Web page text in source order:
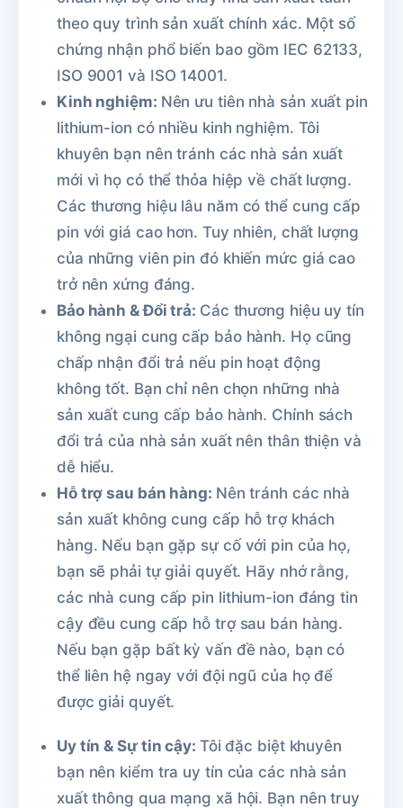
theo quy trình sản xuất chính xác. Một số
chứng nhận phổ biến bao gồm IEC 62133,
ISO 9001 và ISO 14001.
Kinh nghiệm: Nên ưu tiên nhà sản xuất pin
lithium-ion có nhiều kinh nghiệm. Tôi
khuyên bạn nên tránh các nhà sản xuất
mới vì họ có thể thỏa hiệp về chất lượng.
Các thương hiệu lâu năm có thể cung cấp
pin với giá cao hơn. Tuy nhiên, chất lượng
của những viên pin đó khiến mức giá cao
trở nên xứng đáng.
Bảo hành & Đổi trả: Các thương hiệu uy tín
không ngại cung cấp bảo hành. Họ cũng
chấp nhận đổi trả nếu pin hoạt động
không tốt. Bạn chỉ nên chọn những nhà
sản xuất cung cấp bảo hành. Chính sách
đổi trả của nhà sản xuất nên thân thiện và
dễ hiểu.
Hỗ trợ sau bán hàng: Nên tránh các nhà
sản xuất không cung cấp hỗ trợ khách
hàng. Nếu bạn gặp sự cố với pin của họ,
bạn sẽ phải tự giải quyết. Hãy nhớ rằng,
các nhà cung cấp pin lithium-ion đáng tin
cậy đều cung cấp hỗ trợ sau bán hàng.
Nếu bạn gặp bất kỳ vấn đề nào, bạn có
thể liên hệ ngay với đội ngũ của họ để
được giải quyết.
Uy tín & Sự tin cậy: Tôi đặc biệt khuyên
bạn nên kiểm tra uy tín của các nhà sản
xuất thông qua mạng xã hội. Bạn nên truy